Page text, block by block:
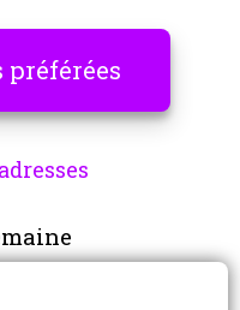
préférées